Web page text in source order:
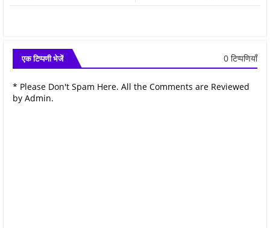
एक टिप्पणी भेजें 0 टिप्पणियाँ
* Please Don't Spam Here. All the Comments are Reviewed
by Admin.